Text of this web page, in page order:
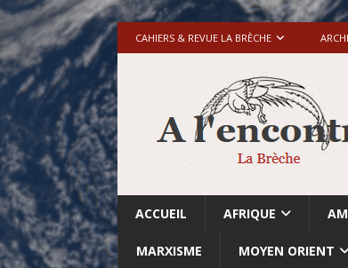
CAHIERS & REVUE LA BRÈCHE
ACCUEIL AFRIQUE
MARXISME MOYEN ORIENT